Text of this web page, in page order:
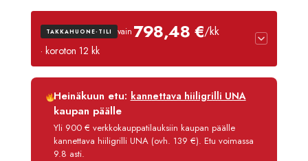
TAKKAHUONE-TILI vain 798,48 €/kk
· koroton 12 kk
Luottoaika
12 kk
Korko
Käsittelymaksu
3,90 €/kk
Maksettava yhteensä
9 581,80 €
Heinäkuun etu: kannettava hiiligrilli UNA
kaupan päälle
Yli 900 € verkkokauppatilauksiin kaupan päälle
kannettava hiiligrilli UNA (ovh. 139 €). Etu voimassa
9.8 asti.